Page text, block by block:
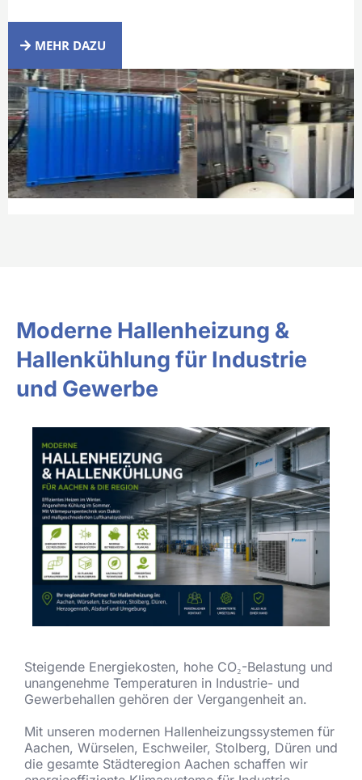
MEHR DAZU
Moderne Hallenheizung &
Hallenkühlung für Industrie
und Gewerbe
Steigende Energiekosten, hohe CO₂-Belastung und
unangenehme Temperaturen in Industrie- und
Gewerbehallen gehören der Vergangenheit an.
Mit unseren modernen Hallenheizungssystemen für
Aachen, Würselen, Eschweiler, Stolberg, Düren und
die gesamte Städteregion Aachen schaffen wir